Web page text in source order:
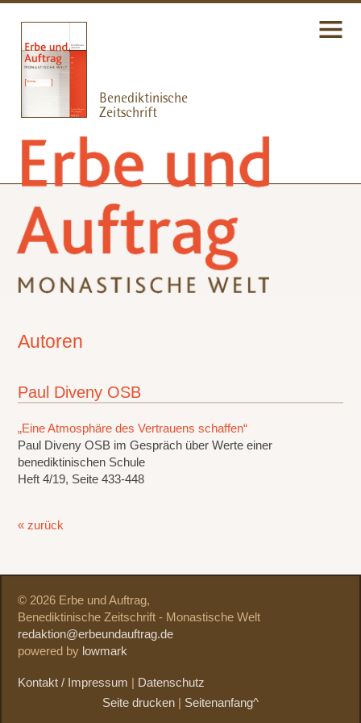
Autoren
Paul Diveny OSB
„Eine Atmosphäre des Vertrauens schaffen“
Paul Diveny OSB im Gespräch über Werte einer
benediktinischen Schule
Heft 4/19, Seite 433-448
« zurück
© 2026 Erbe und Auftrag,
Benediktinische Zeitschrift - Monastische Welt
redaktion@erbeundauftrag.de
powered by lowmark
Kontakt / Impressum
Datenschutz
Seite drucken
Seitenanfang^